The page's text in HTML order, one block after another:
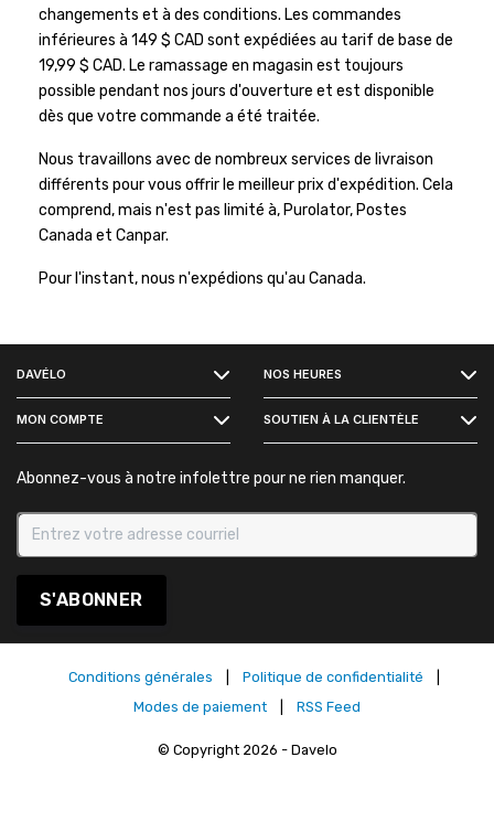
changements et à des conditions. Les commandes
inférieures à 149 $ CAD sont expédiées au tarif de base de
19,99 $ CAD. Le ramassage en magasin est toujours
possible pendant nos jours d'ouverture et est disponible
dès que votre commande a été traitée.
Nous travaillons avec de nombreux services de livraison
différents pour vous offrir le meilleur prix d'expédition. Cela
comprend, mais n'est pas limité à, Purolator, Postes
Canada et Canpar.
Pour l'instant, nous n'expédions qu'au Canada.
DAVÉLO NOS HEURES
MON COMPTE SOUTIEN À LA CLIENTÈLE
Abonnez-vous à notre infolettre pour ne rien manquer.
S'ABONNER
Conditions générales Politique de confidentialité
Modes de paiement
RSS Feed
© Copyright 2026 - Davelo